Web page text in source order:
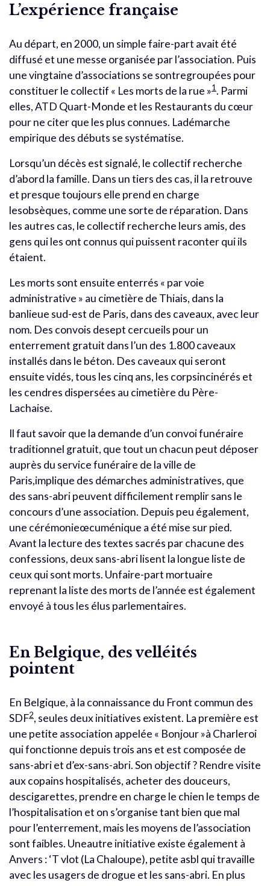
L’expérience française
Au départ, en 2000, un simple faire-part avait été
diffusé et une messe organisée par l’association. Puis
une vingtaine d’associations se sontregroupées pour
constituer le collectif « Les morts de la rue »1. Parmi
elles, ATD Quart-Monde et les Restaurants du cœur
pour ne citer que les plus connues. Ladémarche
empirique des débuts se systématise.
Lorsqu’un décès est signalé, le collectif recherche
d’abord la famille. Dans un tiers des cas, il la retrouve
et presque toujours elle prend en charge
lesobsèques, comme une sorte de réparation. Dans
les autres cas, le collectif recherche leurs amis, des
gens qui les ont connus qui puissent raconter qui ils
étaient.
Les morts sont ensuite enterrés « par voie
administrative » au cimetière de Thiais, dans la
banlieue sud-est de Paris, dans des caveaux, avec leur
nom. Des convois desept cercueils pour un
enterrement gratuit dans l’un des 1.800 caveaux
installés dans le béton. Des caveaux qui seront
ensuite vidés, tous les cinq ans, les corpsincinérés et
les cendres dispersées au cimetière du Père-
Lachaise.
Il faut savoir que la demande d’un convoi funéraire
traditionnel gratuit, que tout un chacun peut déposer
auprès du service funéraire de la ville de
Paris,implique des démarches administratives, que
des sans-abri peuvent difficilement remplir sans le
concours d’une association. Depuis peu également,
une cérémonieœcuménique a été mise sur pied.
Avant la lecture des textes sacrés par chacune des
confessions, deux sans-abri lisent la longue liste de
ceux qui sont morts. Unfaire-part mortuaire
reprenant la liste des morts de l’année est également
envoyé à tous les élus parlementaires.
En Belgique, des velléités
pointent
En Belgique, à la connaissance du Front commun des
SDF2, seules deux initiatives existent. La première est
une petite association appelée « Bonjour »à Charleroi
qui fonctionne depuis trois ans et est composée de
sans-abri et d’ex-sans-abri. Son objectif ? Rendre visite
aux copains hospitalisés, acheter des douceurs,
descigarettes, prendre en charge le chien le temps de
l’hospitalisation et on s’organise tant bien que mal
pour l’enterrement, mais les moyens de l’association
sont faibles. Uneautre initiative existe également à
Anvers : ‘T vlot (La Chaloupe), petite asbl qui travaille
avec les usagers de drogue et les sans-abri. En plus